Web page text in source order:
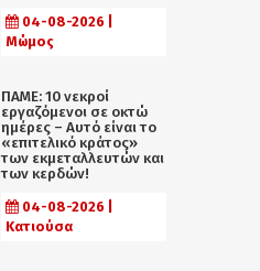
04-08-2026 |
Μώμος
ΠΑΜΕ: 10 νεκροί
εργαζόμενοι σε οκτώ
ημέρες – Αυτό είναι το
«επιτελικό κράτος»
των εκμεταλλευτών και
των κερδών!
04-08-2026 |
Κατιούσα